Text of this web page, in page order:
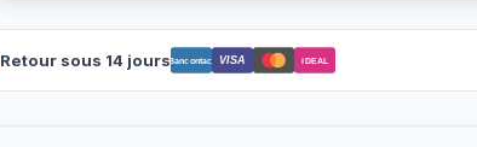
Retour sous 14 joursBancontact VISA iDEAL